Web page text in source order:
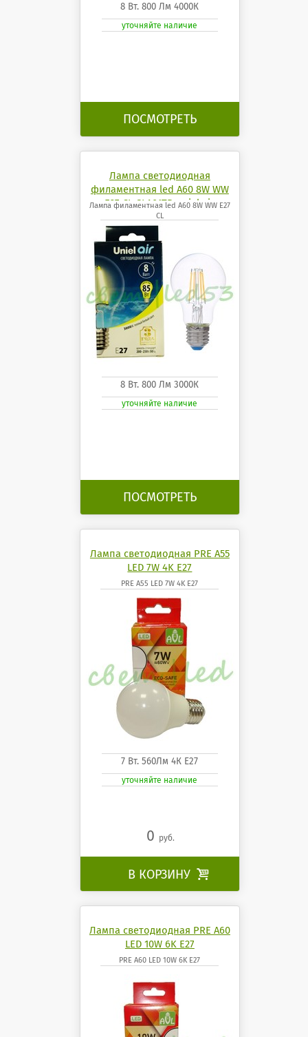
8 Вт. 800 Лм 4000К
уточняйте наличие
ПОСМОТРЕТЬ
Лампа светодиодная
филаментная led A60 8W WW
E27 CL GLA01TR uniel air
Лампа филаментная led A60 8W WW E27
CL
8 Вт. 800 Лм 3000К
уточняйте наличие
ПОСМОТРЕТЬ
Лампа светодиодная PRE A55
LED 7W 4K E27
PRE A55 LED 7W 4K E27
7 Вт. 560Лм 4К Е27
уточняйте наличие
0 руб.
В КОРЗИНУ 
Лампа светодиодная PRE A60
LED 10W 6K E27
PRE A60 LED 10W 6K E27